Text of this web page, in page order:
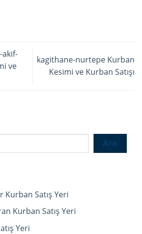
ve
kagithane-nurtepe Kurban
Kesimi ve Kurban Satışı
Ara
Satış Yeri
Kurban Satış Yeri
Yeri